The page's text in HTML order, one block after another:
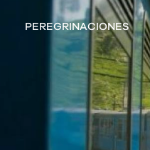
PEREGRINACIONES